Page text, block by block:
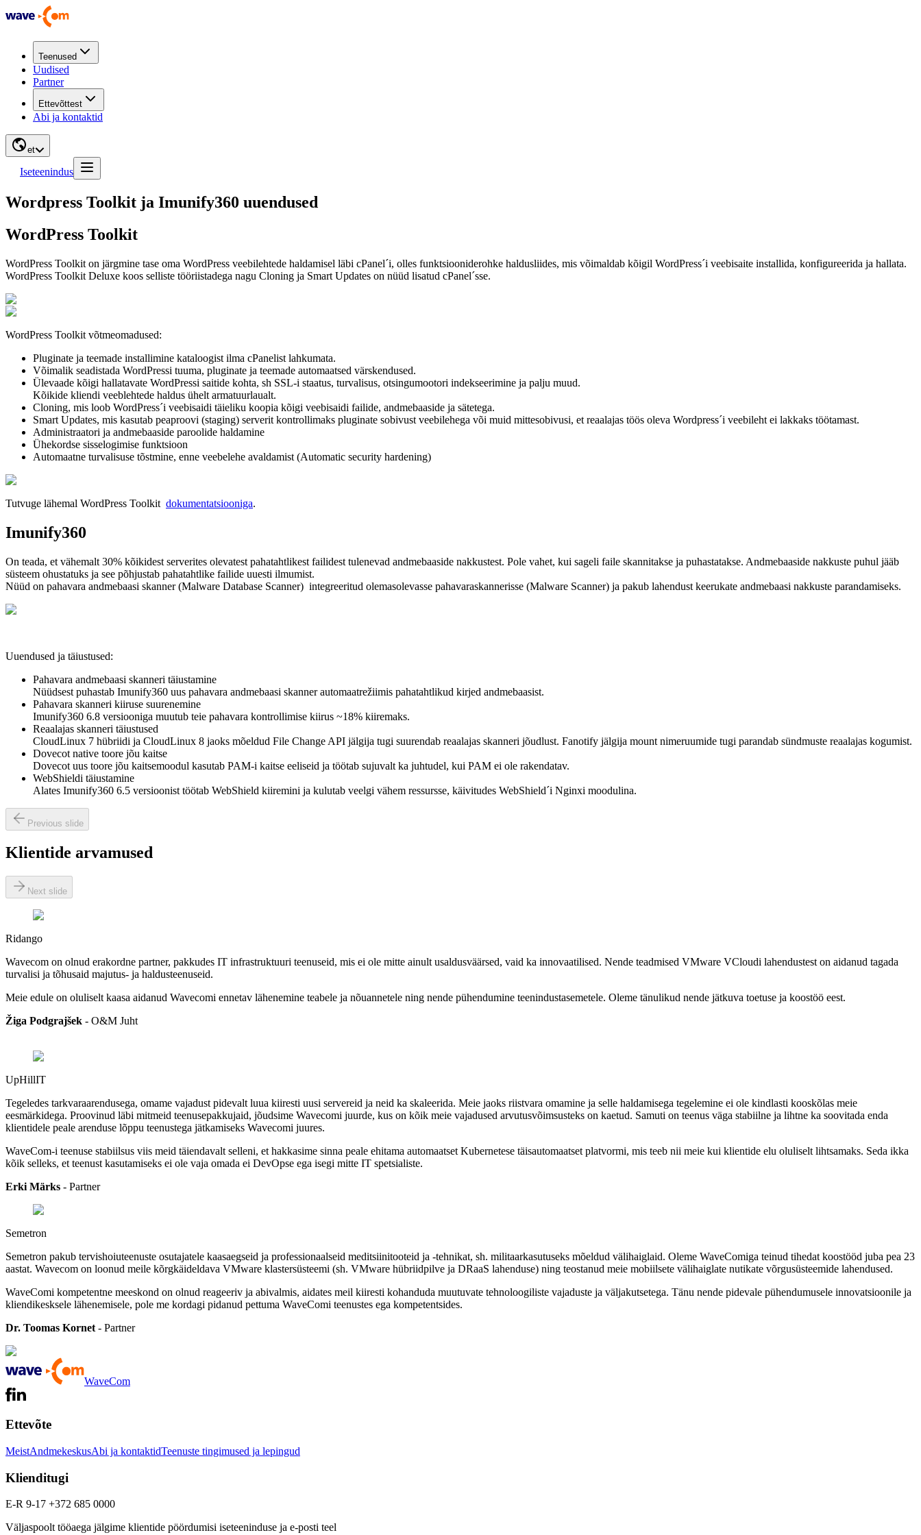
Teenused
Uudised
Partner
Ettevõttest
Abi ja kontaktid
et
Iseteenindus
Wordpress Toolkit ja Imunify360 uuendused
WordPress Toolkit
WordPress Toolkit on järgmine tase oma WordPress veebilehtede haldamisel läbi cPanel´i, olles funktsiooniderohke haldusliides, mis võimaldab kõigil WordPress´i veebisaite installida, konfigureerida ja hallata.
WordPress Toolkit Deluxe koos selliste tööriistadega nagu Cloning ja Smart Updates on nüüd lisatud cPanel´sse.
WordPress Toolkit võtmeomadused:
Pluginate ja teemade installimine kataloogist ilma cPanelist lahkumata.
Võimalik seadistada WordPressi tuuma, pluginate ja teemade automaatsed värskendused.
Ülevaade kõigi hallatavate WordPressi saitide kohta, sh SSL-i staatus, turvalisus, otsingumootori indekseerimine ja palju muud.
Kõikide kliendi veeblehtede haldus ühelt armatuurlaualt.
Cloning, mis loob WordPress´i veebisaidi täieliku koopia kõigi veebisaidi failide, andmebaaside ja sätetega.
Smart Updates, mis kasutab peaproovi (staging) serverit kontrollimaks pluginate sobivust veebilehega või muid mittesobivusi, et reaalajas töös oleva Wordpress´i veebileht ei lakkaks töötamast.
Administraatori ja andmebaaside paroolide haldamine
Ühekordse sisselogimise funktsioon
Automaatne turvalisuse tõstmine, enne veebelehe avaldamist (Automatic security hardening)
Tutvuge lähemal WordPress Toolkit dokumentatsiooniga.
Imunify360
On teada, et vähemalt 30% kõikidest serverites olevatest pahatahtlikest failidest tulenevad andmebaaside nakkustest. Pole vahet, kui sageli faile skannitakse ja puhastatakse. Andmebaaside nakkuste puhul jääb
süsteem ohustatuks ja see põhjustab pahatahtlike failide uuesti ilmumist.
Nüüd on pahavara andmebaasi skanner (Malware Database Scanner) integreeritud olemasolevasse pahavaraskannerisse (Malware Scanner) ja pakub lahendust keerukate andmebaasi nakkuste parandamiseks.
Uuendused ja täiustused:
Pahavara andmebaasi skanneri täiustamine
Nüüdsest puhastab Imunify360 uus pahavara andmebaasi skanner automaatrežiimis pahatahtlikud kirjed andmebaasist.
Pahavara skanneri kiiruse suurenemine
Imunify360 6.8 versiooniga muutub teie pahavara kontrollimise kiirus ~18% kiiremaks.
Reaalajas skanneri täiustused
CloudLinux 7 hübriidi ja CloudLinux 8 jaoks mõeldud File Change API jälgija tugi suurendab reaalajas skanneri jõudlust. Fanotify jälgija mount nimeruumide tugi parandab sündmuste reaalajas kogumist.
Dovecot native toore jõu kaitse
Dovecot uus toore jõu kaitsemoodul kasutab PAM-i kaitse eeliseid ja töötab sujuvalt ka juhtudel, kui PAM ei ole rakendatav.
WebShieldi täiustamine
Alates Imunify360 6.5 versioonist töötab WebShield kiiremini ja kulutab veelgi vähem ressursse, käivitudes WebShield´i Nginxi moodulina.
Previous slide
Klientide arvamused
Next slide
Ridango
Wavecom on olnud erakordne partner, pakkudes IT infrastruktuuri teenuseid, mis ei ole mitte ainult usaldusväärsed, vaid ka innovaatilised. Nende teadmised VMware VCloudi lahendustest on aidanud tagada
turvalisi ja tõhusaid majutus- ja haldusteenuseid.
Meie edule on oluliselt kaasa aidanud Wavecomi ennetav lähenemine teabele ja nõuannetele ning nende pühendumine teenindustasemetele. Oleme tänulikud nende jätkuva toetuse ja koostöö eest.
Žiga Podgrajšek - O&M Juht
UpHillIT
Tegeledes tarkvaraarendusega, omame vajadust pidevalt luua kiiresti uusi servereid ja neid ka skaleerida. Meie jaoks riistvara omamine ja selle haldamisega tegelemine ei ole kindlasti kooskõlas meie
eesmärkidega. Proovinud läbi mitmeid teenusepakkujaid, jõudsime Wavecomi juurde, kus on kõik meie vajadused arvutusvõimsusteks on kaetud. Samuti on teenus väga stabiilne ja lihtne ka soovitada enda
klientidele peale arenduse lõppu teenustega jätkamiseks Wavecomi juures.
WaveCom-i teenuse stabiilsus viis meid täiendavalt selleni, et hakkasime sinna peale ehitama automaatset Kubernetese täisautomaatset platvormi, mis teeb nii meie kui klientide elu oluliselt lihtsamaks. Seda ikka
kõik selleks, et teenust kasutamiseks ei ole vaja omada ei DevOpse ega isegi mitte IT spetsialiste.
Erki Märks - Partner
Semetron
Semetron pakub tervishoiuteenuste osutajatele kaasaegseid ja professionaalseid meditsiinitooteid ja -tehnikat, sh. militaarkasutuseks mõeldud välihaiglaid. Oleme WaveComiga teinud tihedat koostööd juba pea 23
aastat. Wavecom on loonud meile kõrgkäideldava VMware klastersüsteemi (sh. VMware hübriidpilve ja DRaaS lahenduse) ning teostanud meie mobiilsete välihaiglate nutikate võrgusüsteemide lahendused.
WaveComi kompetentne meeskond on olnud reageeriv ja abivalmis, aidates meil kiiresti kohanduda muutuvate tehnoloogiliste vajaduste ja väljakutsetega. Tänu nende pidevale pühendumusele innovatsioonile ja
kliendikesksele lähenemisele, pole me kordagi pidanud pettuma WaveComi teenustes ega kompetentsides.
Dr. Toomas Kornet - Partner
WaveCom
Ettevõte
MeistAndmekeskusAbi ja kontaktidTeenuste tingimused ja lepingud
Klienditugi
E-R 9-17 +372 685 0000
Väljaspoolt tööaega jälgime klientide pöördumisi iseteeninduse ja e-posti teel